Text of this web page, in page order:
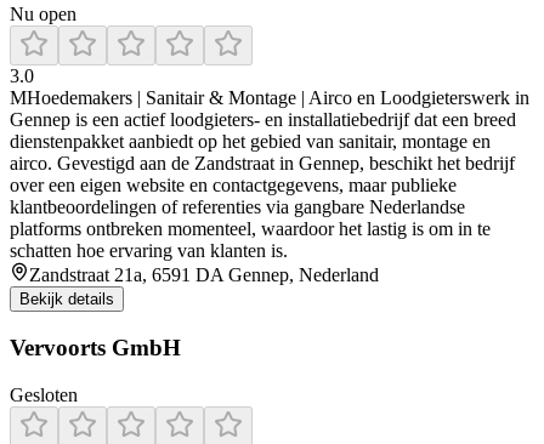
Nu open
3.0
MHoedemakers | Sanitair & Montage | Airco en Loodgieterswerk in
Gennep is een actief loodgieters- en installatiebedrijf dat een breed
dienstenpakket aanbiedt op het gebied van sanitair, montage en
airco. Gevestigd aan de Zandstraat in Gennep, beschikt het bedrijf
over een eigen website en contactgegevens, maar publieke
klantbeoordelingen of referenties via gangbare Nederlandse
platforms ontbreken momenteel, waardoor het lastig is om in te
schatten hoe ervaring van klanten is.
Zandstraat 21a, 6591 DA Gennep, Nederland
Bekijk details
Vervoorts GmbH
Gesloten